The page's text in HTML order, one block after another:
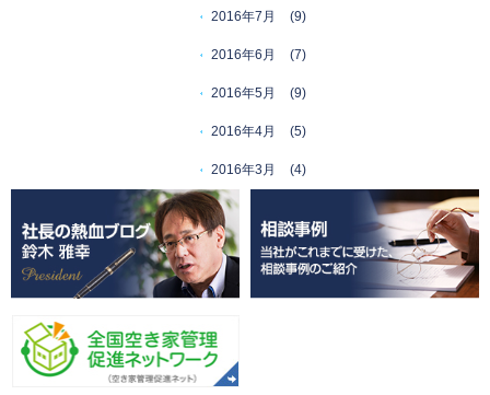
2016年7月 (9)
2016年6月 (7)
2016年5月 (9)
2016年4月 (5)
2016年3月 (4)